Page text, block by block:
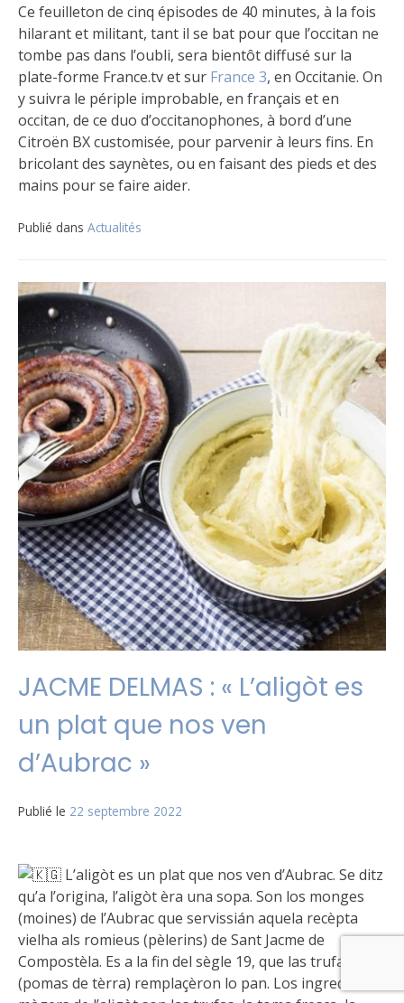
Ce feuilleton de cinq épisodes de 40 minutes, à la fois
hilarant et militant, tant il se bat pour que l’occitan ne
tombe pas dans l’oubli, sera bientôt diffusé sur la
plate-forme France.tv et sur France 3, en Occitanie. On
y suivra le périple improbable, en français et en
occitan, de ce duo d’occitanophones, à bord d’une
Citroën BX customisée, pour parvenir à leurs fins. En
bricolant des saynètes, ou en faisant des pieds et des
mains pour se faire aider.
Publié dans Actualités
JACME DELMAS : « L’aligòt es
un plat que nos ven
d’Aubrac »
Publié le 22 septembre 2022
L’aligòt es un plat que nos ven d’Aubrac. Se ditz
qu’a l’origina, l’aligòt èra una sopa. Son los monges
(moines) de l’Aubrac que servissián aquela recèpta
vielha als romieus (pèlerins) de Sant Jacme de
Compostèla. Es a la fin del sègle 19, que las trufas
(pomas de tèrra) remplaçèron lo pan. Los ingredients